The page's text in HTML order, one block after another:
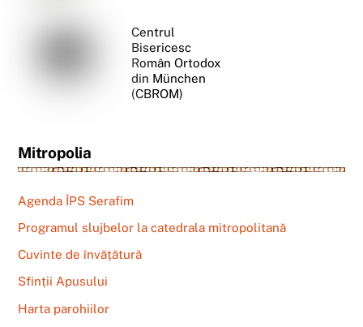
Centrul
Bisericesc
Român Ortodox
din München
(CBROM)
Mitropolia
Agenda ÎPS Serafim
Programul slujbelor la catedrala mitropolitană
Cuvinte de învățătură
Sfinții Apusului
Harta parohiilor